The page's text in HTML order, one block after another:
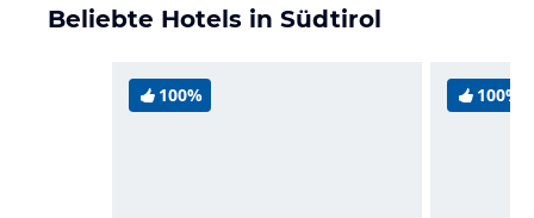
Beliebte Hotels in Südtirol
100% 100%